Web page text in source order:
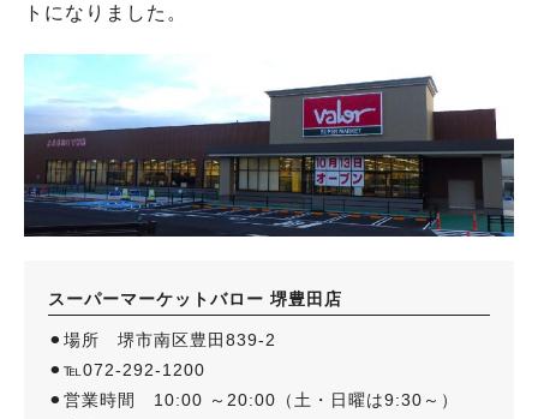
トになりました。
スーパーマーケットバロー 堺豊田店
⚫︎場所 堺市南区豊田839-2
⚫︎℡072-292-1200
⚫︎営業時間 10:00 ～20:00（土・日曜は9:30～）